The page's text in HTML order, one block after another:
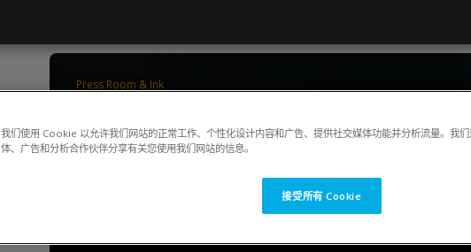
Press Room & Ink
我们使用 Cookie 以允许我们网站的正常工作、个性化设计内容和广告、提供社交媒体功能并分析流量。我
体、广告和分析合作伙伴分享有关您使用我们网站的信息。
接受所有 Cookie